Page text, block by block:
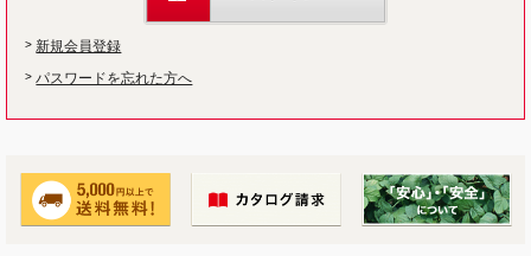
新規会員登録
パスワードを忘れた方へ